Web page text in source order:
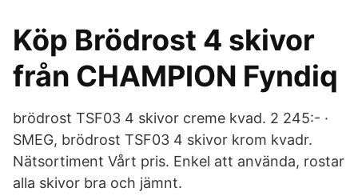
Köp Brödrost 4 skivor
från CHAMPION Fyndiq
brödrost TSF03 4 skivor creme kvad. 2 245:- ·
SMEG, brödrost TSF03 4 skivor krom kvadr.
Nätsortiment Vårt pris. Enkel att använda, rostar
alla skivor bra och jämnt.